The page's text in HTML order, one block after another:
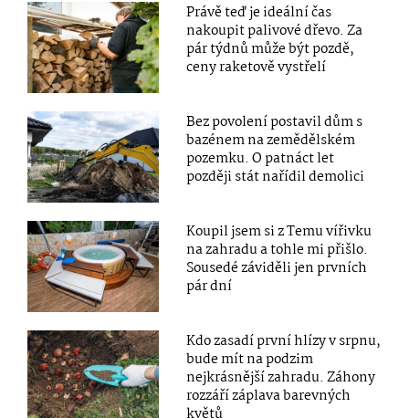
Právě teď je ideální čas
nakoupit palivové dřevo. Za
pár týdnů může být pozdě,
ceny raketově vystřelí
Bez povolení postavil dům s
bazénem na zemědělském
pozemku. O patnáct let
později stát nařídil demolici
Koupil jsem si z Temu vířivku
na zahradu a tohle mi přišlo.
Sousedé záviděli jen prvních
pár dní
Kdo zasadí první hlízy v srpnu,
bude mít na podzim
nejkrásnější zahradu. Záhony
rozzáří záplava barevných